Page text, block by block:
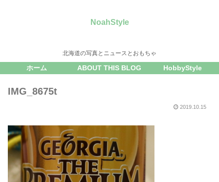
NoahStyle
北海道の写真とニュースとおもちゃ
ホーム ABOUT THIS BLOG HobbyStyle
IMG_8675t
2019.10.15